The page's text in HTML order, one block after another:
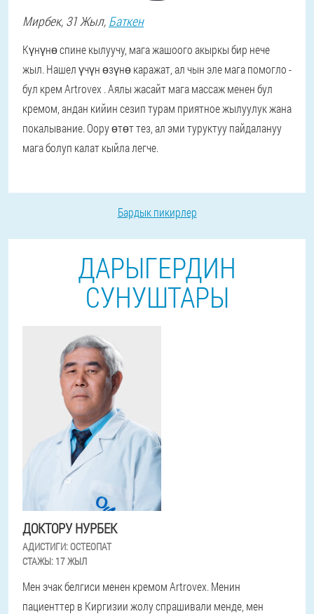
Мирбек, 31 Жыл, Баткен
Күнүнө спине кылуучу, мага жашоого акыркы бир нече
жыл. Нашел үчүн өзүнө каражат, ал чын эле мага помогло -
бул крем Artrovex . Аялы жасайт мага массаж менен бул
кремом, андан кийин сезип турам приятное жылуулук жана
покалывание. Оору өтөт тез, ал эми туруктуу пайдалануу
мага болуп калат кыйла легче.
Бардык пикирлер
ДАРЫГЕРДИН
СУНУШТАРЫ
ДОКТОРУ НУРБЕК
АДИСТИГИ:ОСТЕОПАТ
СТАЖЫ: 17 ЖЫЛ
Мен эчак белгиси менен кремом Artrovex. Менин
пациенттер в Киргизии жолу спрашивали менде, мен